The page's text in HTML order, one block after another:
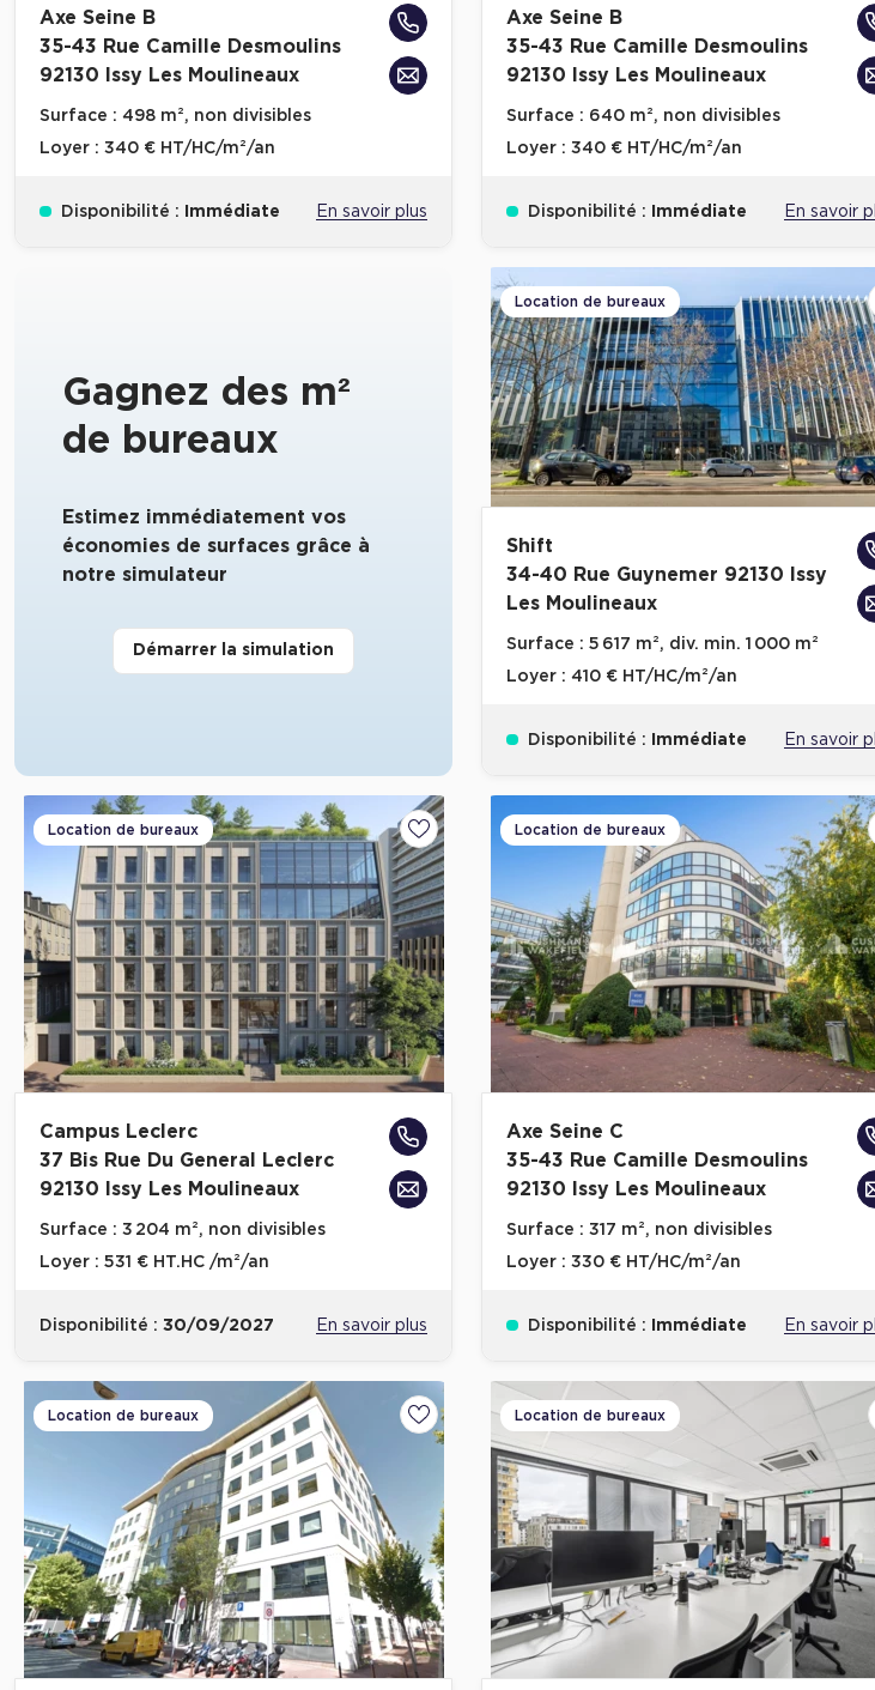
Axe Seine B
35-43 Rue Camille Desmoulins
92130 Issy Les Moulineaux
Surface : 498 m², non divisibles
Loyer : 340 € HT/HC/m²/an
Disponibilité : Immédiate En savoir plus
Axe Seine B
35-43 Rue Camille Desmoulins
92130 Issy Les Moulineaux
Surface : 640 m², non divisibles
Loyer :340 € HT/HC/m²/an
Disponibilité : Immédiate En savoir
Gagnez des m²
de bureaux
Estimez immédiatement vos
économies de surfaces grâce à
notre simulateur
Démarrer la simulation
Location de bureaux
Shift
34-40 Rue Guynemer 92130 Issy
Les Moulineaux
Surface : 5 617 m², div. min. 1 000 m²
Loyer :410 € HT/HC/m²/an
Disponibilité : Immédiate En savoir
Location de bureaux
Ajouter aux favoris
Campus Leclerc
37 Bis Rue Du General Leclerc
92130 Issy Les Moulineaux
Surface : 3 204 m², non divisibles
Loyer : 531 € HT.HC /m²/an
Disponibilité : 30/09/2027 En savoir plus
Location de bureaux
Axe Seine C
35-43 Rue Camille Desmoulins
92130 Issy Les Moulineaux
Surface : 317 m², non divisibles
Loyer :330 € HT/HC/m²/an
Disponibilité : Immédiate En savoir
Location de bureaux
Ajouter aux favoris
Location de bureaux